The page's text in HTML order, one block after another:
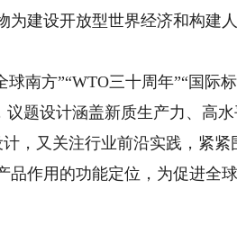
为建设开放型世界经济和构建
方”“WTO三十周年”“国际
议题设计涵盖新质生产力、高
，又关注行业前沿实践，紧紧
品作用的功能定位，为促进全